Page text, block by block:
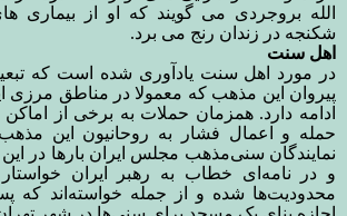
الله بروجردی می گویند که او از بیماری
شکنجه در زندان رنج می برد.
اهل سنت
در مورد اهل سنت یادآوری شده است که
پیروان این مذهب که معمولا در مناطق مرزی
ادامه دارد. همزمان حملات به برخی از
حمله و اعمال فشار به روحانیون این
نمایندگان سنی‌مذهب مجلس ایران بار‌ها در
و در نامه‌ای خطاب به رهبر ایران خواستار
محدودیت‌ها شده و از جمله خواسته‌اند که